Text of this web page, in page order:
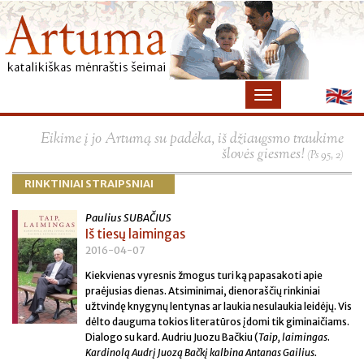
Eikime į jo Artumą su padėka, iš džiaugsmo traukime
šlovės giesmes! (Ps 95, 2)
RINKTINIAI STRAIPSNIAI
Paulius SUBAČIUS
Iš tiesų laimingas
2016-04-07
Kiekvienas vyresnis žmogus turi ką papasakoti apie
praėjusias dienas. Atsiminimai, dienoraščių rinkiniai
užtvindę knygynų lentynas ar laukia nesulaukia leidėjų. Vis
dėlto dauguma tokios literatūros įdomi tik giminaičiams.
Dialogo su kard. Audriu Juozu Bačkiu (Taip, laimingas.
Kardinolą Audrį Juozą Bačkį kalbina Antanas Gailius.
×